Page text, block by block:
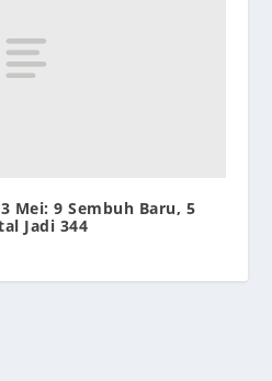
Mei: 9 Sembuh Baru, 5
Jadi 344